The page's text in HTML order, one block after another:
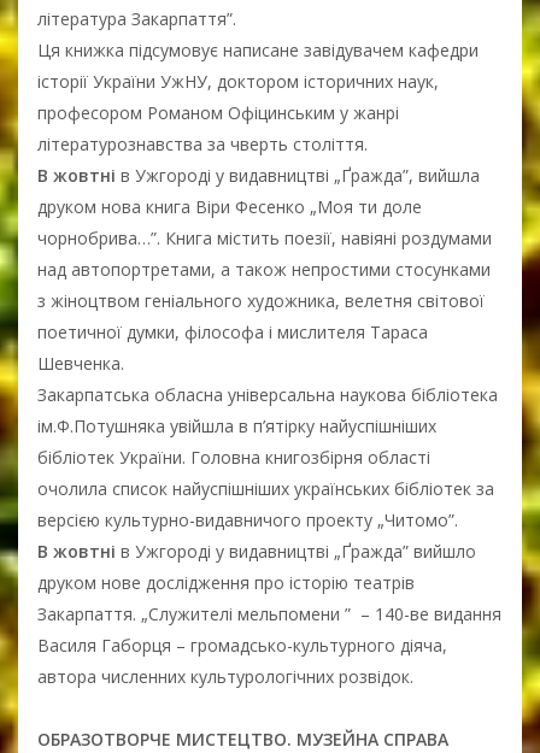
література Закарпаття”.
Ця книжка підсумовує написане завідувачем кафедри
історії України УжНУ, доктором історичних наук,
професором Романом Офіцинським у жанрі
літературознавства за чверть століття.
В жовтні в Ужгороді у видавництві „Ґражда”, вийшла
друком нова книга Віри Фесенко „Моя ти доле
чорнобрива…”. Книга містить поезії, навіяні роздумами
над автопортретами, а також непростими стосунками
з жіноцтвом геніального художника, велетня світової
поетичної думки, філософа і мислителя Тараса
Шевченка.
Закарпатська обласна універсальна наукова бібліотека
ім.Ф.Потушняка увійшла в п’ятірку найуспішніших
бібліотек України. Головна книгозбірня області
очолила список найуспішніших українських бібліотек за
версією культурно-видавничого проекту „Читомо”.
В жовтні в Ужгороді у видавництві „Ґражда” вийшло
друком нове дослідження про історію театрів
Закарпаття. „Служителі мельпомени ” – 140-ве видання
Василя Габорця – громадсько-культурного діяча,
автора численних культурологічних розвідок.
ОБРАЗОТВОРЧЕ МИСТЕЦТВО. МУЗЕЙНА СПРАВА